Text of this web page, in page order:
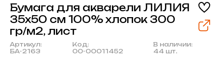
Бумага для акварели ЛИЛИЯ
35х50 см 100% хлопок 300
гр/м2, лист
Артикул:
БА-2163
Код:
00-00011452
В наличии:
44 шт.